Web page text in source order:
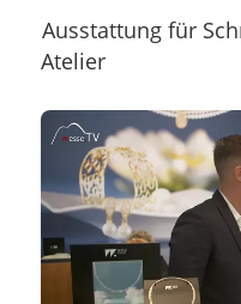
Ausstattung für
Atelier